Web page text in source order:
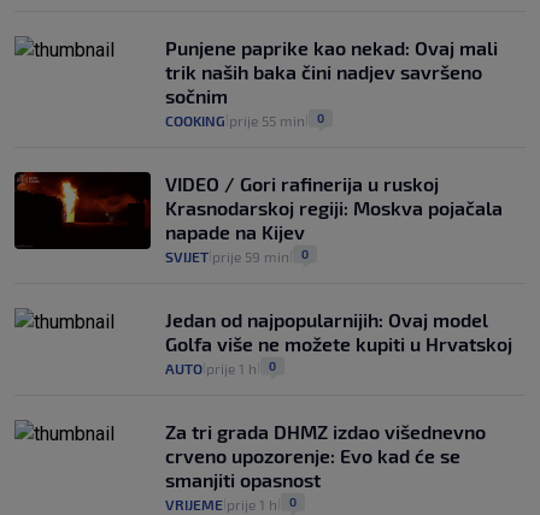
Punjene paprike kao nekad: Ovaj mali
trik naših baka čini nadjev savršeno
sočnim
COOKING prije 55 min 0
VIDEO / Gori rafinerija u ruskoj
Krasnodarskoj regiji: Moskva pojačala
napade na Kijev
SVIJET prije 59 min 0
Jedan od najpopularnijih: Ovaj model
Golfa više ne možete kupiti u Hrvatskoj
AUTO prije 1 h 0
Za tri grada DHMZ izdao višednevno
crveno upozorenje: Evo kad će se
smanjiti opasnost
VRIJEME prije 1 h 0